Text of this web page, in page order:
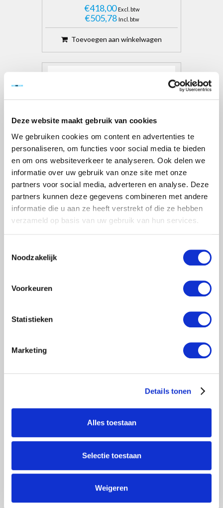
Deze website maakt gebruik van cookies
We gebruiken cookies om content en advertenties te
personaliseren, om functies voor social media te bieden
en om ons websiteverkeer te analyseren. Ook delen we
informatie over uw gebruik van onze site met onze
partners voor social media, adverteren en analyse. Deze
partners kunnen deze gegevens combineren met andere
informatie die u aan ze heeft verstrekt of die ze hebben
verzameld op basis van uw gebruik van hun services.
Noodzakelijk
Voorkeuren
Statistieken
Marketing
Details tonen
Alles toestaan
Selectie toestaan
Weigeren
€418,00 Excl. btw
€505,78 Incl. btw
Toevoegen aan winkelwagen
WERKBRUG 4 METER
WERKBRUG 5 METER
€749,00 Excl. btw
€906,29
Toevoegen aan winkelwagen